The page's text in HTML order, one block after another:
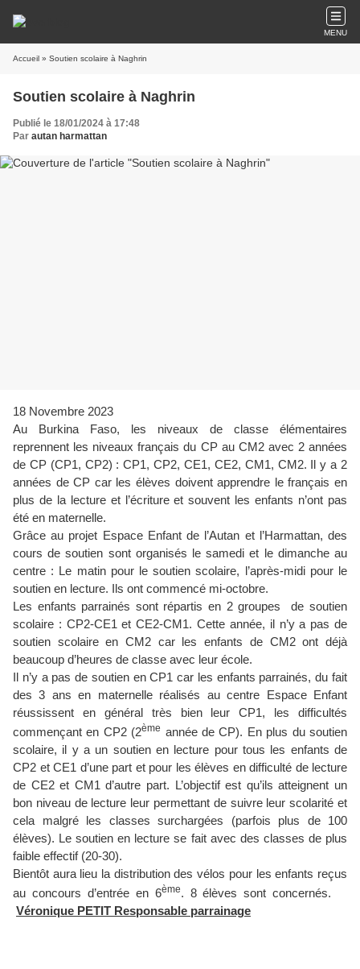
MENU
Accueil » Soutien scolaire à Naghrin
Soutien scolaire à Naghrin
Publié le 18/01/2024 à 17:48
Par autan harmattan
18 Novembre 2023
Au Burkina Faso, les niveaux de classe élémentaires
reprennent les niveaux français du CP au CM2 avec 2 années
de CP (CP1, CP2) : CP1, CP2, CE1, CE2, CM1, CM2. Il y a 2
années de CP car les élèves doivent apprendre le français en
plus de la lecture et l’écriture et souvent les enfants n’ont pas
été en maternelle.
Grâce au projet Espace Enfant de l’Autan et l’Harmattan, des
cours de soutien sont organisés le samedi et le dimanche au
centre : Le matin pour le soutien scolaire, l’après-midi pour le
soutien en lecture. Ils ont commencé mi-octobre.
Les enfants parrainés sont répartis en 2 groupes de soutien
scolaire : CP2-CE1 et CE2-CM1. Cette année, il n’y a pas de
soutien scolaire en CM2 car les enfants de CM2 ont déjà
beaucoup d’heures de classe avec leur école.
Il n’y a pas de soutien en CP1 car les enfants parrainés, du fait
des 3 ans en maternelle réalisés au centre Espace Enfant
réussissent en général très bien leur CP1, les difficultés
commençant en CP2 (2ème année de CP). En plus du soutien
scolaire, il y a un soutien en lecture pour tous les enfants de
CP2 et CE1 d’une part et pour les élèves en difficulté de lecture
de CE2 et CM1 d’autre part. L’objectif est qu’ils atteignent un
bon niveau de lecture leur permettant de suivre leur scolarité et
cela malgré les classes surchargées (parfois plus de 100
élèves). Le soutien en lecture se fait avec des classes de plus
faible effectif (20-30).
Bientôt aura lieu la distribution des vélos pour les enfants reçus
au concours d’entrée en 6ème. 8 élèves sont concernés.
Véronique PETIT Responsable parrainage